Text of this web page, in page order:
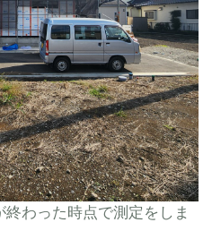
わった時点で測定をしま